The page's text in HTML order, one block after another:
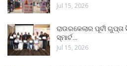
Jul 15, 2026
ରାଉରକେଲାର ପୂର୍ବୀ
ସ୍ମାର୍ଟ…
Jul 15, 2026